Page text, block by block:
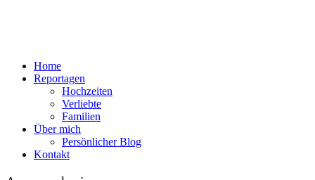
Home
Reportagen
Hochzeiten
Verliebte
Familien
Über mich
Persönlicher Blog
Kontakt